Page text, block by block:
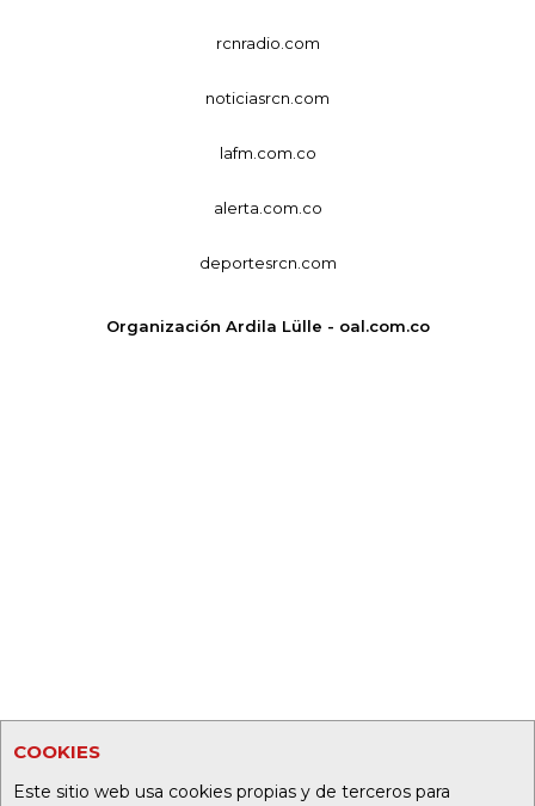
COOKIES
Este sitio web usa cookies propias y de terceros para
rcnradio.com
noticiasrcn.com
lafm.com.co
alerta.com.co
deportesrcn.com
Organización Ardila Lülle - oal.com.co